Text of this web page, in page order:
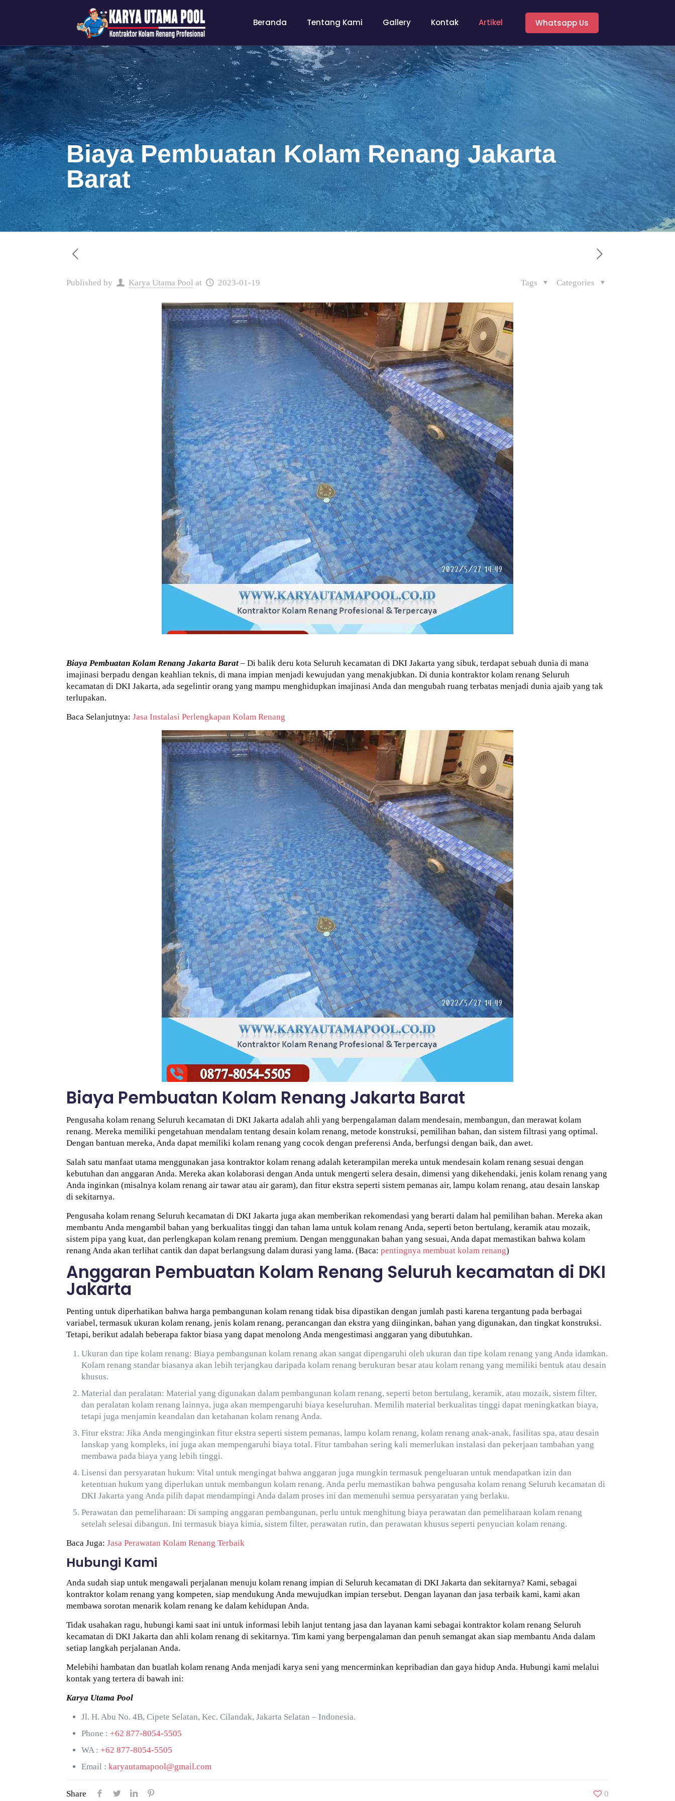
Beranda Tentang Kami Gallery Kontak Artikel Whatsapp Us
Biaya Pembuatan Kolam Renang Jakarta
Barat
Published by Karya Utama Pool at 2023-01-19 Categories
Tags
Biaya Pembuatan Kolam Renang Jakarta Barat – Di balik deru kota Seluruh kecamatan di DKI Jakarta yang sibuk, terdapat sebuah dunia di mana
imajinasi berpadu dengan keahlian teknis, di mana impian menjadi kewujudan yang menakjubkan. Di dunia kontraktor kolam renang Seluruh
kecamatan di DKI Jakarta, ada segelintir orang yang mampu menghidupkan imajinasi Anda dan mengubah ruang terbatas menjadi dunia ajaib yang tak
terlupakan.
Baca Selanjutnya:Jasa Instalasi Perlengkapan Kolam Renang
Biaya Pembuatan Kolam Renang Jakarta Barat
Pengusaha kolam renang Seluruh kecamatan di DKI Jakarta adalah ahli yang berpengalaman dalam mendesain, membangun, dan merawat kolam
renang. Mereka memiliki pengetahuan mendalam tentang desain kolam renang, metode konstruksi, pemilihan bahan, dan sistem filtrasi yang optimal.
Dengan bantuan mereka, Anda dapat memiliki kolam renang yang cocok dengan preferensi Anda, berfungsi dengan baik, dan awet.
Salah satu manfaat utama menggunakan jasa kontraktor kolam renang adalah keterampilan mereka untuk mendesain kolam renang sesuai dengan
kebutuhan dan anggaran Anda. Mereka akan kolaborasi dengan Anda untuk mengerti selera desain, dimensi yang dikehendaki, jenis kolam renang yang
Anda inginkan (misalnya kolam renang air tawar atau air garam), dan fitur ekstra seperti sistem pemanas air, lampu kolam renang, atau desain lanskap
di sekitarnya.
Pengusaha kolam renang Seluruh kecamatan di DKI Jakarta juga akan memberikan rekomendasi yang berarti dalam hal pemilihan bahan. Mereka akan
membantu Anda mengambil bahan yang berkualitas tinggi dan tahan lama untuk kolam renang Anda, seperti beton bertulang, keramik atau mozaik,
sistem pipa yang kuat, dan perlengkapan kolam renang premium. Dengan menggunakan bahan yang sesuai, Anda dapat memastikan bahwa kolam
renang Anda akan terlihat cantik dan dapat berlangsung dalam durasi yang lama. (Baca:pentingnya membuat kolam renang)
Anggaran Pembuatan Kolam Renang Seluruh kecamatan di DKI
Jakarta
Penting untuk diperhatikan bahwa harga pembangunan kolam renang tidak bisa dipastikan dengan jumlah pasti karena tergantung pada berbagai
variabel, termasuk ukuran kolam renang, jenis kolam renang, perancangan dan ekstra yang diinginkan, bahan yang digunakan, dan tingkat konstruksi.
Tetapi, berikut adalah beberapa faktor biasa yang dapat menolong Anda mengestimasi anggaran yang dibutuhkan.
Ukuran dan tipe kolam renang: Biaya pembangunan kolam renang akan sangat dipengaruhi oleh ukuran dan tipe kolam renang yang Anda idamkan.
Kolam renang standar biasanya akan lebih terjangkau daripada kolam renang berukuran besar atau kolam renang yang memiliki bentuk atau desain
khusus.
Material dan peralatan: Material yang digunakan dalam pembangunan kolam renang, seperti beton bertulang, keramik, atau mozaik, sistem filter,
dan peralatan kolam renang lainnya, juga akan mempengaruhi biaya keseluruhan. Memilih material berkualitas tinggi dapat meningkatkan biaya,
tetapi juga menjamin keandalan dan ketahanan kolam renang Anda.
Fitur ekstra: Jika Anda menginginkan fitur ekstra seperti sistem pemanas, lampu kolam renang, kolam renang anak-anak, fasilitas spa, atau desain
lanskap yang kompleks, ini juga akan mempengaruhi biaya total. Fitur tambahan sering kali memerlukan instalasi dan pekerjaan tambahan yang
membawa pada biaya yang lebih tinggi.
Lisensi dan persyaratan hukum: Vital untuk mengingat bahwa anggaran juga mungkin termasuk pengeluaran untuk mendapatkan izin dan
ketentuan hukum yang diperlukan untuk membangun kolam renang. Anda perlu memastikan bahwa pengusaha kolam renang Seluruh kecamatan di
DKI Jakarta yang Anda pilih dapat mendampingi Anda dalam proses ini dan memenuhi semua persyaratan yang berlaku.
Perawatan dan pemeliharaan: Di samping anggaran pembangunan, perlu untuk menghitung biaya perawatan dan pemeliharaan kolam renang
setelah selesai dibangun. Ini termasuk biaya kimia, sistem filter, perawatan rutin, dan perawatan khusus seperti penyucian kolam renang.
Baca Juga:Jasa Perawatan Kolam Renang Terbaik
Hubungi Kami
Anda sudah siap untuk mengawali perjalanan menuju kolam renang impian di Seluruh kecamatan di DKI Jakarta dan sekitarnya? Kami, sebagai
kontraktor kolam renang yang kompeten, siap mendukung Anda mewujudkan impian tersebut. Dengan layanan dan jasa terbaik kami, kami akan
membawa sorotan menarik kolam renang ke dalam kehidupan Anda.
Tidak usahakan ragu, hubungi kami saat ini untuk informasi lebih lanjut tentang jasa dan layanan kami sebagai kontraktor kolam renang Seluruh
kecamatan di DKI Jakarta dan ahli kolam renang di sekitarnya. Tim kami yang berpengalaman dan penuh semangat akan siap membantu Anda dalam
setiap langkah perjalanan Anda.
Melebihi hambatan dan buatlah kolam renang Anda menjadi karya seni yang mencerminkan kepribadian dan gaya hidup Anda. Hubungi kami melalui
kontak yang tertera di bawah ini:
Karya Utama Pool
Jl. H. Abu No. 4B, Cipete Selatan, Kec. Cilandak, Jakarta Selatan – Indonesia.
Phone :+62 877-8054-5505
WA :+62 877-8054-5505
Email :karyautamapool@gmail.com
Share 0